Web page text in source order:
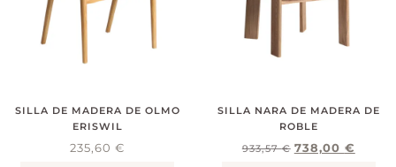
SILLA DE MADERA DE OLMO
ERISWIL
235,60€
SILLA NARA DE MADERA DE
ROBLE
933,57€ 738,00 €